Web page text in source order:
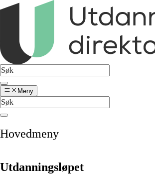
Meny
Hovedmeny
Utdanningsløpet